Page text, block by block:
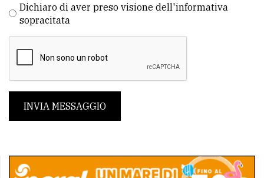
Dichiaro di aver preso visione dell'informativa
sopracitata
INVIA MESSAGGIO